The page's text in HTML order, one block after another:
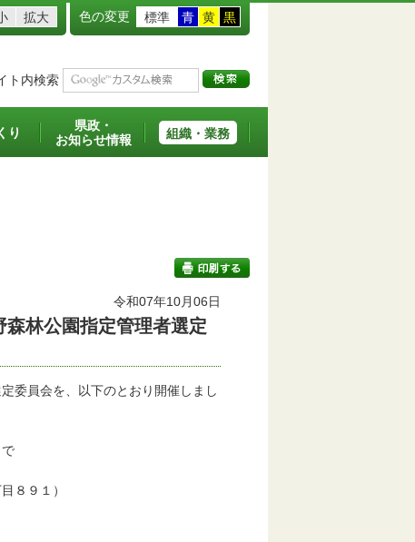
拡大 色の変更 標準 青 黄 黒
ト内検索
り
県政・
お知らせ情報
組織・業務
令和07年10月06日
林公園指定管理者選定
委員会を、以下のとおり開催しまし
９１）